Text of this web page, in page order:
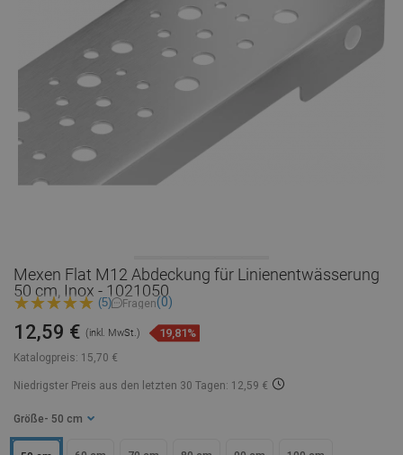
Mexen Flat M12 Abdeckung für Linienentwässerung
50 cm, Inox - 1021050
(5) Fragen(0)
Katalogpreis: 15,70 €
12,59 € (inkl. MwSt.) 19,81%
Niedrigster Preis aus den letzten 30 Tagen: 12,59 €
Größe - 50 cm